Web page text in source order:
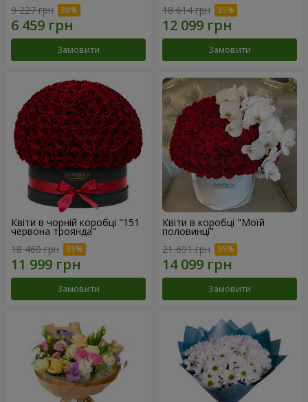
9 227 грн
Замовити
18 614 грн
Замовити
Квіти в чорній коробці "151
червона троянда"
18 460 грн
Замовити
Квіти в коробці "Моїй
половинці"
21 691 грн
Замовити